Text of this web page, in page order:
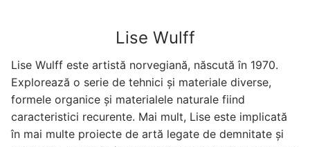
Lise Wulff
Lise Wulff este artistă norvegiană, născută în 1970.
Explorează o serie de tehnici și materiale diverse,
formele organice și materialele naturale fiind
caracteristici recurente. Mai mult, Lise este implicată
în mai multe proiecte de artă legate de demnitate și